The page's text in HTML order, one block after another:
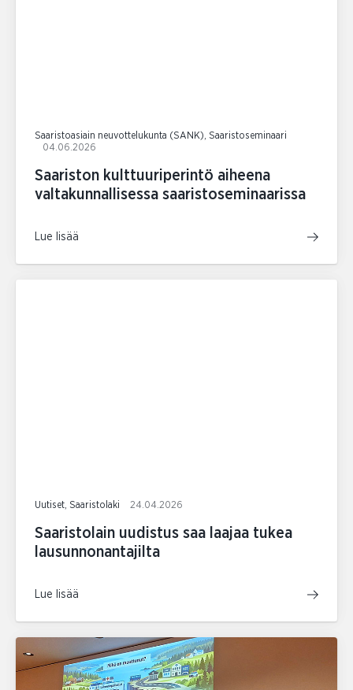
Saaristoasiain neuvottelukunta (SANK), Saaristoseminaari
04.06.2026
Saariston kulttuuriperintö aiheena
valtakunnallisessa saaristoseminaarissa
Lue lisää
Uutiset, Saaristolaki 24.04.2026
Saaristolain uudistus saa laajaa tukea
lausunnonantajilta
Lue lisää